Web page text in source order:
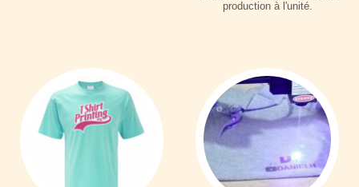
production à l'unité.